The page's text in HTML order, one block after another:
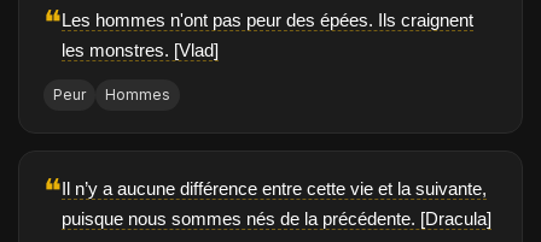
❝Les hommes n'ont pas peur des épées. Ils craignent
les monstres. [Vlad]
Peur Hommes
❝Il n’y a aucune différence entre cette vie et la suivante,
puisque nous sommes nés de la précédente. [Dracula]